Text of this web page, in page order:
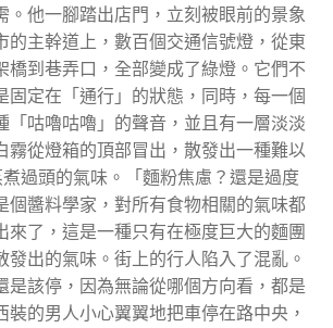
。他一腳踏出店門，立刻被眼前的景象
的主幹道上，數百個交通信號燈，從東
橋到巷弄口，全部變成了綠燈。它們不
固定在「通行」的狀態，同時，每一個
「咕嚕咕嚕」的聲音，並且有一層淡淡
霧從燈箱的頂部冒出，散發出一種難以
過頭的氣味。「麵粉焦慮？還是過度
個醬料學家，對所有食物相關的氣味都
來了，這是一種只有在極度巨大的麵團
發出的氣味。街上的行人陷入了混亂。
是該停，因為無論從哪個方向看，都是
裝的男人小心翼翼地把車停在路中央，